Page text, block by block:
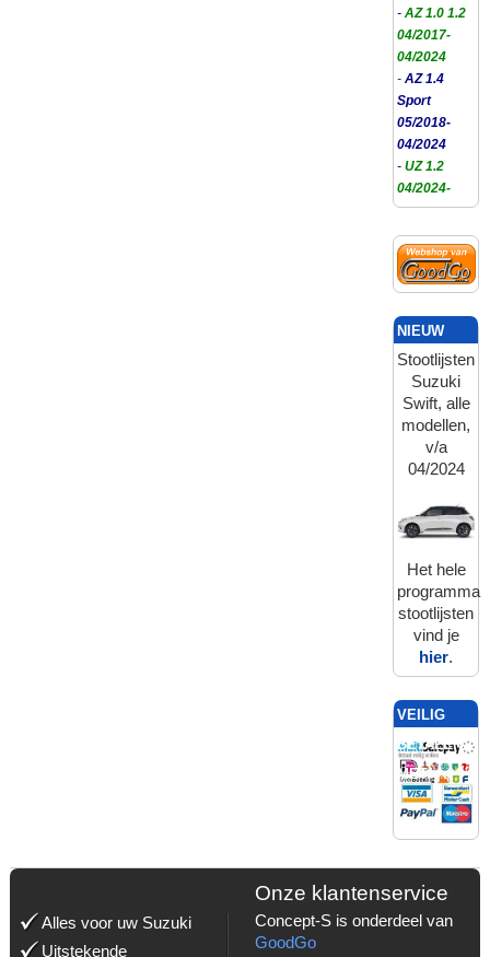
- AZ 1.0 1.2
04/2017-
04/2024
- AZ 1.4
Sport
05/2018-
04/2024
- UZ 1.2
04/2024-
NIEUW
Stootlijsten
Suzuki
Swift, alle
modellen,
v/a
04/2024
Het hele
programma
stootlijsten
vind je
hier.
VEILIG
BETALEN
MET:
Alles voor uw Suzuki
Uitstekende
Onze klantenservice
Concept-S is onderdeel van
GoodGo